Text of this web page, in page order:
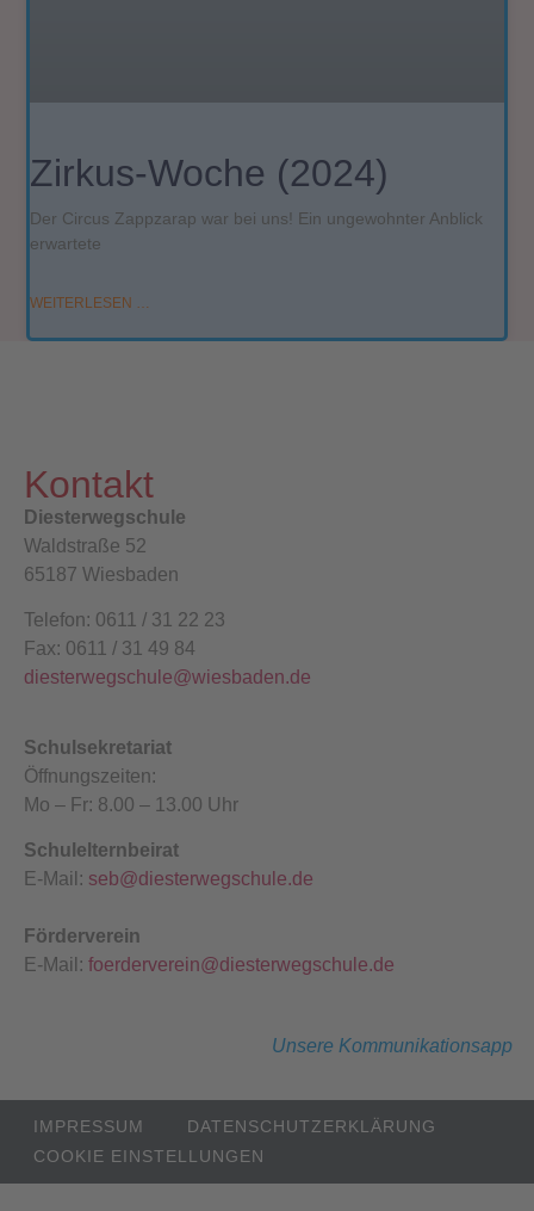
Zirkus-Woche (2024)
Der Circus Zappzarap war bei uns! Ein ungewohnter Anblick
erwartete
WEITERLESEN …
Kontakt
Diesterwegschule
Waldstraße 52
65187 Wiesbaden
Telefon: 0611 / 31 22 23
Fax: 0611 / 31 49 84
diesterwegschule@wiesbaden.de
Schulsekretariat
Öffnungszeiten:
Mo – Fr: 8.00 – 13.00 Uhr
Schulelternbeirat
E-Mail: seb@diesterwegschule.de
Förderverein
E-Mail: foerderverein@diesterwegschule.de
Unsere Kommunikationsapp
IMPRESSUM
DATENSCHUTZ­ERKLÄRUNG
COOKIE EINSTELLUNGEN